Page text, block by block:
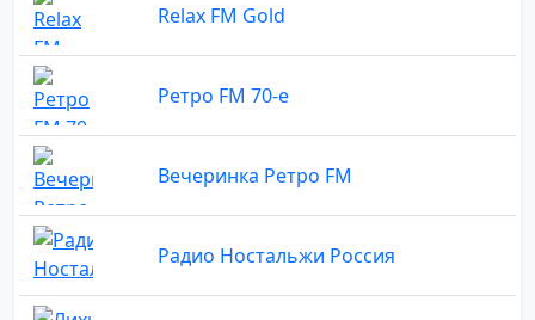
Relax FM Gold
Ретро FM 70-е
Вечеринка Ретро FM
Радио Ностальжи Россия